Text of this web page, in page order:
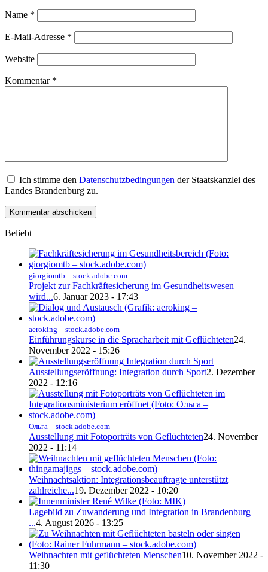
Name *
E-Mail-Adresse *
Website
Kommentar *
Ich stimme den Datenschutzbedingungen der Staatskanzlei des
Landes Brandenburg zu.
Beliebt
giorgiomtb – stock.adobe.com
Projekt zur Fachkräftesicherung im Gesundheitswesen
wird...6. Januar 2023 - 17:43
aeroking – stock.adobe.com
Einführungskurse in die Spracharbeit mit Geflüchteten24.
November 2022 - 15:26
Ausstellungseröffnung: Integration durch Sport2. Dezember
2022 - 12:16
Ольга – stock.adobe.com
Ausstellung mit Fotoporträts von Geflüchteten24. November
2022 - 11:14
Weihnachtsaktion: Integrationsbeauftragte unterstützt
zahlreiche...19. Dezember 2022 - 10:20
Lagebild zu Zuwanderung und Integration in Brandenburg
...4. August 2026 - 13:25
Weihnachten mit geflüchteten Menschen10. November 2022 -
11:30